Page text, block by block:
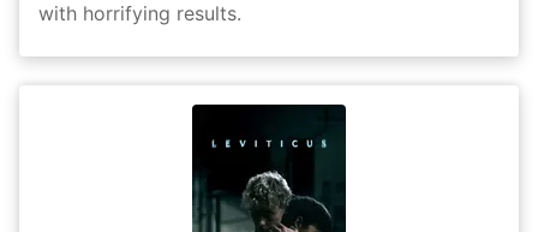
with horrifying results.